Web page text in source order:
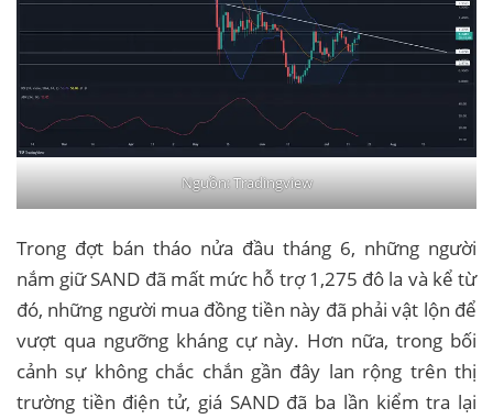
Nguồn: Tradingview
Trong đợt bán tháo nửa đầu tháng 6, những người
nắm giữ SAND đã mất mức hỗ trợ 1,275 đô la và kể từ
đó, những người mua đồng tiền này đã phải vật lộn để
vượt qua ngưỡng kháng cự này. Hơn nữa, trong bối
cảnh sự không chắc chắn gần đây lan rộng trên thị
trường tiền điện tử, giá SAND đã ba lần kiểm tra lại